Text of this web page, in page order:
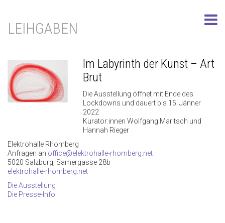
LEIHGABEN
Im Labyrinth der Kunst – Art
Brut
Die Ausstellung öffnet mit Ende des
Lockdowns und dauert bis 15. Jänner
2022
Kurator:innen Wolfgang Maritsch und
Hannah Rieger
Elektrohalle Rhomberg
Anfragen an office@elektrohalle-rhomberg.net
5020 Salzburg, Samergasse 28b
elektrohalle-rhomberg.net
Die Ausstellung
Die Presse-Info